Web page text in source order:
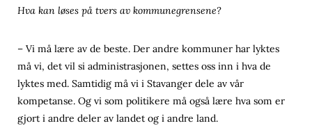
Hva kan løses på tvers av kommunegrensene?
– Vi må lære av de beste. Der andre kommuner har lyktes
må vi, det vil si administrasjonen, settes oss inn i hva de
lyktes med. Samtidig må vi i Stavanger dele av vår
kompetanse. Og vi som politikere må også lære hva som er
gjort i andre deler av landet og i andre land.